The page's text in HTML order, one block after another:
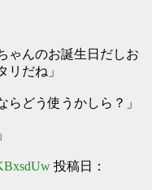
ゃんのお誕生日だしお
リだね」
らどう使うかしら？」
投稿日：